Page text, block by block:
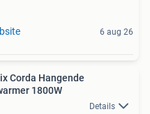
6 aug 26
Corda Hangende
1800W
Details